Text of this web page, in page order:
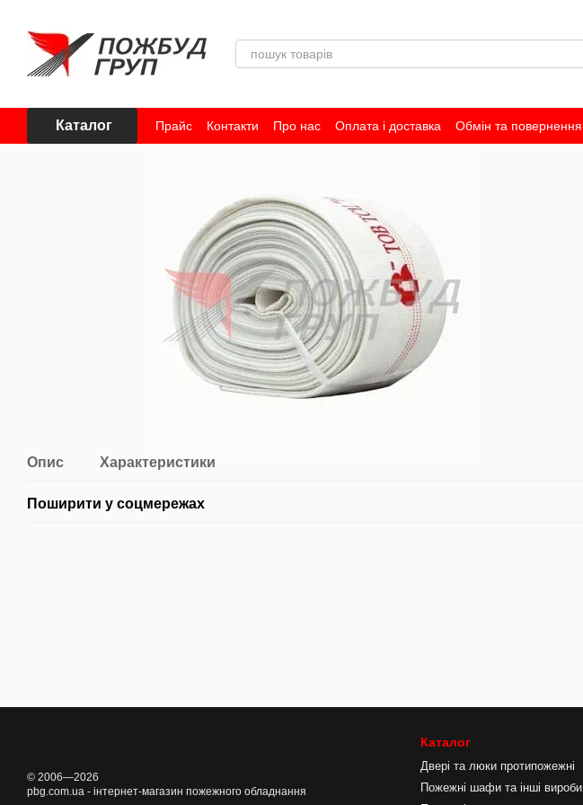
Каталог Прайс Контакти Про нас Оплата і доставка Обмін та повернення
Опис Характеристики
Поширити у соцмережах
© 2006—2026
pbg.com.ua - інтернет-магазин пожежного обладнання
Каталог
Двері та люки протипожежні
Пожежні шафи та інші вироби